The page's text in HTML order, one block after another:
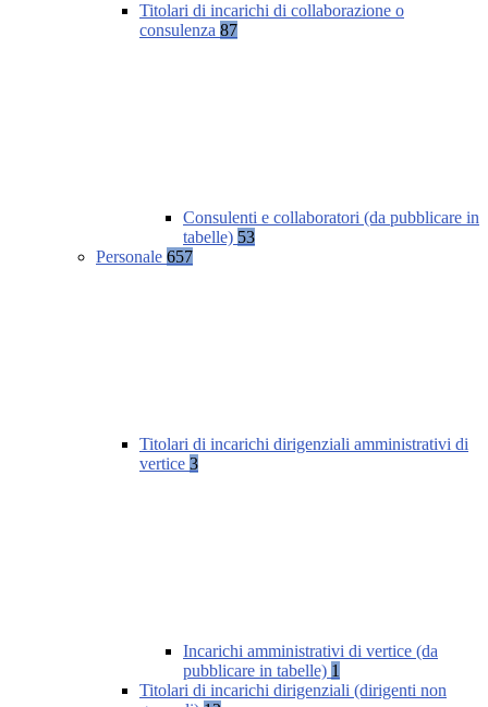
Titolari di incarichi di collaborazione o
consulenza 87
Consulenti e collaboratori (da pubblicare in
tabelle) 53
Personale 657
Titolari di incarichi dirigenziali amministrativi di
vertice 3
Incarichi amministrativi di vertice (da
pubblicare in tabelle) 1
Titolari di incarichi dirigenziali (dirigenti non